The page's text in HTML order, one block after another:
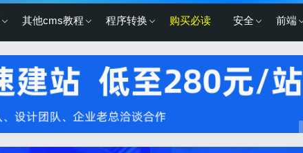
其他cms教程 程序转换 购买必读 安全 前端